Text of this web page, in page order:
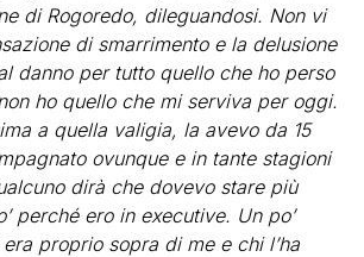
di Rogoredo, dileguandosi. Non vi
di smarrimento e la delusione
danno per tutto quello che ho perso
ho quello che mi serviva per oggi.
a quella valigia, la avevo da 15
ovunque e in tante stagioni
dirà che dovevo stare più
perché ero in executive. Un po’
proprio sopra di me e chi l’ha